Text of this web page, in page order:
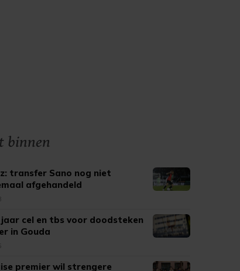
binnen
transfer Sano nog niet
afgehandeld
jaar cel en tbs voor doodsteken
in Gouda
premier wil strengere